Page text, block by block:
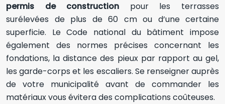
permis de construction pour les terrasses
surélevées de plus de 60 cm ou d’une certaine
superficie. Le Code national du bâtiment impose
également des normes précises concernant les
fondations, la distance des pieux par rapport au gel,
les garde-corps et les escaliers. Se renseigner auprès
de votre municipalité avant de commander les
matériaux vous évitera des complications coûteuses.